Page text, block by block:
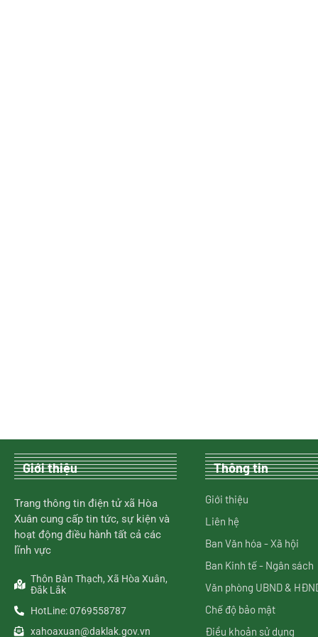
Giới thiệu
Trang thông tin điện tử xã Hòa
Xuân cung cấp tin tức, sự kiện và
hoạt động điều hành tất cả các
lĩnh vực
Thôn Bàn Thạch, Xã Hòa Xuân,
Đắk Lắk
HotLine: 0769558787
xahoaxuan@daklak.gov.vn
Thông tin
Giới thiệu
Liên hệ
Ban Văn hóa - Xã hội
Ban Kinh tế - Ngân sách
Văn phòng UBND &
Chế độ bảo mật
Điều khoản sử dụng